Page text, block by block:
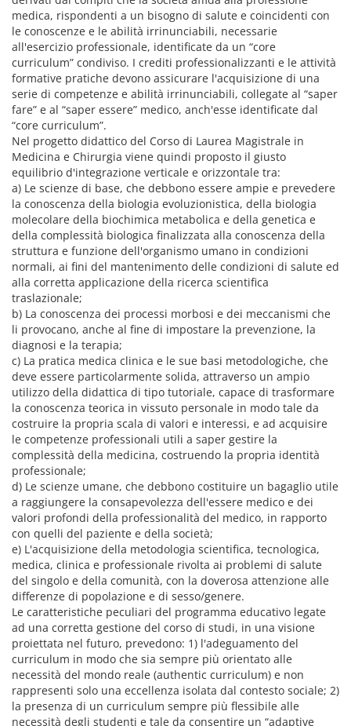
medica, rispondenti a un bisogno di salute e coincidenti con
le conoscenze e le abilità irrinunciabili, necessarie
all'esercizio professionale, identificate da un “core
curriculum” condiviso. I crediti professionalizzanti e le attività
formative pratiche devono assicurare l'acquisizione di una
serie di competenze e abilità irrinunciabili, collegate al “saper
fare” e al “saper essere” medico, anch'esse identificate dal
“core curriculum”.
Nel progetto didattico del Corso di Laurea Magistrale in
Medicina e Chirurgia viene quindi proposto il giusto
equilibrio d'integrazione verticale e orizzontale tra:
a) Le scienze di base, che debbono essere ampie e prevedere
la conoscenza della biologia evoluzionistica, della biologia
molecolare della biochimica metabolica e della genetica e
della complessità biologica finalizzata alla conoscenza della
struttura e funzione dell'organismo umano in condizioni
normali, ai fini del mantenimento delle condizioni di salute ed
alla corretta applicazione della ricerca scientifica
traslazionale;
b) La conoscenza dei processi morbosi e dei meccanismi che
li provocano, anche al fine di impostare la prevenzione, la
diagnosi e la terapia;
c) La pratica medica clinica e le sue basi metodologiche, che
deve essere particolarmente solida, attraverso un ampio
utilizzo della didattica di tipo tutoriale, capace di trasformare
la conoscenza teorica in vissuto personale in modo tale da
costruire la propria scala di valori e interessi, e ad acquisire
le competenze professionali utili a saper gestire la
complessità della medicina, costruendo la propria identità
professionale;
d) Le scienze umane, che debbono costituire un bagaglio utile
a raggiungere la consapevolezza dell'essere medico e dei
valori profondi della professionalità del medico, in rapporto
con quelli del paziente e della società;
e) L'acquisizione della metodologia scientifica, tecnologica,
medica, clinica e professionale rivolta ai problemi di salute
del singolo e della comunità, con la doverosa attenzione alle
differenze di popolazione e di sesso/genere.
Le caratteristiche peculiari del programma educativo legate
ad una corretta gestione del corso di studi, in una visione
proiettata nel futuro, prevedono: 1) l'adeguamento del
curriculum in modo che sia sempre più orientato alle
necessità del mondo reale (authentic curriculum) e non
rappresenti solo una eccellenza isolata dal contesto sociale; 2)
la presenza di un curriculum sempre più flessibile alle
necessità degli studenti e tale da consentire un “adaptive